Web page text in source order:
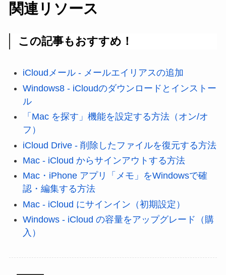
関連リソース
この記事もおすすめ！
iCloudメール - メールエイリアスの追加
Windows8 - iCloudのダウンロードとインストー
ル
「Mac を探す」機能を設定する方法（オン/オ
フ）
iCloud Drive - 削除したファイルを復元する方法
Mac - iCloud からサインアウトする方法
Mac・iPhone アプリ「メモ」をWindowsで確
認・編集する方法
Mac - iCloud にサインイン（初期設定）
Windows - iCloud の容量をアップグレード（購
入）